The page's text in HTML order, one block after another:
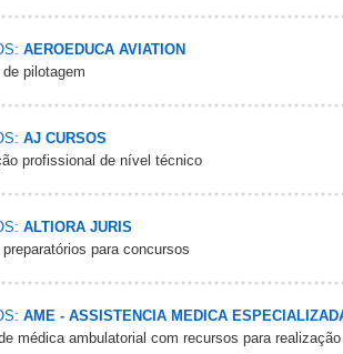
AEROEDUCA AVIATION
pilotagem
AJ CURSOS
profissional de nível técnico
ALTIORA JURIS
para concursos
AME - ASSISTENCIA MEDICA
médica ambulatorial com recursos para